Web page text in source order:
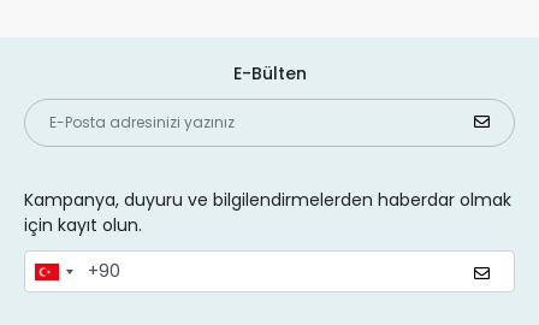
E-Bülten
Kampanya, duyuru ve bilgilendirmelerden haberdar olmak
için kayıt olun.